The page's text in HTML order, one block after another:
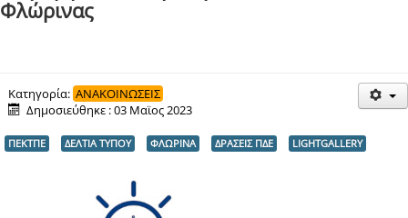
ΔΡΑΣΕΙΣ
ΕΠΙΚΟΙΝΩΝΙΑ
ΕΞ ΑΠΟΣΤΑΣΕΩΣ ΕΚΠΑΙΔΕΥΣΗ
Φλώρινας
Κατηγορία: ΑΝΑΚΟΙΝΩΣΕΙΣ
Δημοσιεύθηκε : 03 Μαϊος 2023
ΠΕΚΤΠΕ ΔΕΛΤΙΑ ΤΥΠΟΥ ΦΛΩΡΙΝΑ ΔΡΑΣΕΙΣ ΠΔΕ LIGHTGALLERY